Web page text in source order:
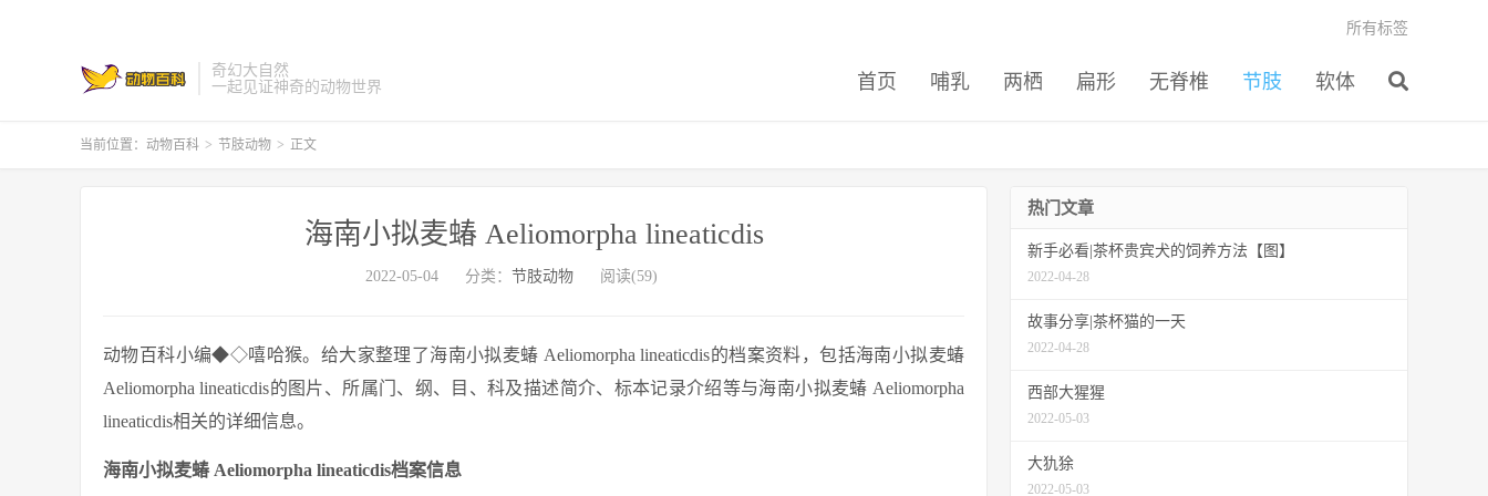
奇幻大自然
一起见证神奇的动物世界
首页 哺乳 两栖 扁形 无脊椎 节肢 软体
所有标签
当前位置： 动物百科 > 节肢动物 > 正文
海南小拟麦蝽 Aeliomorpha lineaticdis
2022-05-04 分类： 节肢动物 阅读(59)
动物百科小编◆◇嘻哈猴。给大家整理了海南小拟麦蝽 Aeliomorpha lineaticdis的档案资料，包括海南小拟麦蝽
Aeliomorpha lineaticdis的图片、所属门、纲、目、科及描述简介、标本记录介绍等与海南小拟麦蝽 Aeliomorpha
lineaticdis相关的详细信息。
海南小拟麦蝽 Aeliomorpha lineaticdis档案信息
热门文章
新手必看|茶杯贵宾犬的饲养方法【图】
2022-04-28
故事分享|茶杯猫的一天
2022-04-28
西部大猩猩
2022-05-03
大犰狳
2022-05-03